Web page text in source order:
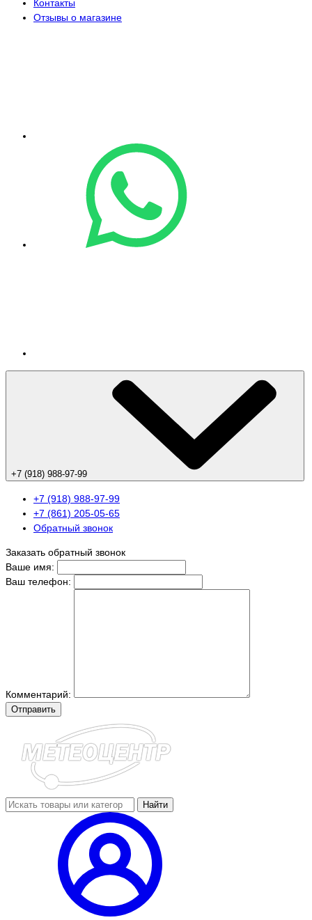
Контакты
Отзывы о магазине
+7 (918) 988-97-99
+7 (918) 988-97-99
+7 (861) 205-05-65
Обратный звонок
Заказать обратный звонок
Ваше имя:
Ваш телефон:
Комментарий:
Отправить
Найти